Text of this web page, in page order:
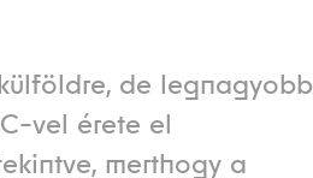
de legnagyobb
vel érete el
merthogy a